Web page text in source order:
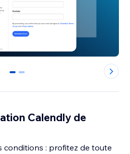
0 1
Calendly de
conditions : profitez de toute